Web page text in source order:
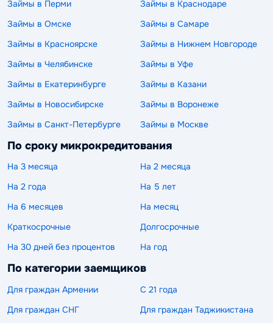
Займы в Перми
Займы в Краснодаре
Займы в Омске
Займы в Самаре
Займы в Красноярске
Займы в Нижнем Новгороде
Займы в Челябинске
Займы в Уфе
Займы в Екатеринбурге
Займы в Казани
Займы в Новосибирске
Займы в Воронеже
Займы в Санкт-Петербурге
Займы в Москве
По сроку микрокредитования
На 3 месяца
На 2 месяца
На 2 года
На 5 лет
На 6 месяцев
На месяц
Краткосрочные
Долгосрочные
На 30 дней без процентов
На год
По категории заемщиков
Для граждан Армении
С 21 года
Для граждан СНГ
Для граждан Таджикистана